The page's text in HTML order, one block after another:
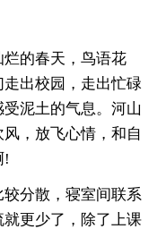
的春天，鸟语花
出校园，走出忙碌
泥土的气息。河山
，放飞心情，和自
!
分散，寝室间联系
更少了，除了上课